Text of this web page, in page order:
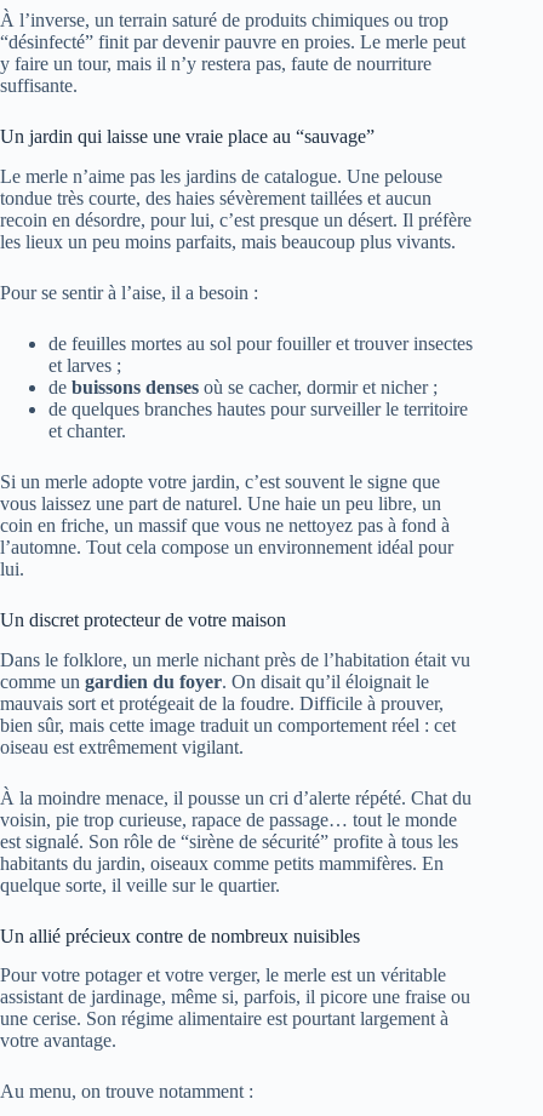
À l’inverse, un terrain saturé de produits chimiques ou trop
“désinfecté” finit par devenir pauvre en proies. Le merle peut
y faire un tour, mais il n’y restera pas, faute de nourriture
suffisante.
Un jardin qui laisse une vraie place au “sauvage”
Le merle n’aime pas les jardins de catalogue. Une pelouse
tondue très courte, des haies sévèrement taillées et aucun
recoin en désordre, pour lui, c’est presque un désert. Il préfère
les lieux un peu moins parfaits, mais beaucoup plus vivants.
Pour se sentir à l’aise, il a besoin :
de feuilles mortes au sol pour fouiller et trouver insectes
et larves ;
de buissons denses où se cacher, dormir et nicher ;
de quelques branches hautes pour surveiller le territoire
et chanter.
Si un merle adopte votre jardin, c’est souvent le signe que
vous laissez une part de naturel. Une haie un peu libre, un
coin en friche, un massif que vous ne nettoyez pas à fond à
l’automne. Tout cela compose un environnement idéal pour
lui.
Un discret protecteur de votre maison
Dans le folklore, un merle nichant près de l’habitation était vu
comme un gardien du foyer. On disait qu’il éloignait le
mauvais sort et protégeait de la foudre. Difficile à prouver,
bien sûr, mais cette image traduit un comportement réel : cet
oiseau est extrêmement vigilant.
À la moindre menace, il pousse un cri d’alerte répété. Chat du
voisin, pie trop curieuse, rapace de passage… tout le monde
est signalé. Son rôle de “sirène de sécurité” profite à tous les
habitants du jardin, oiseaux comme petits mammifères. En
quelque sorte, il veille sur le quartier.
Un allié précieux contre de nombreux nuisibles
Pour votre potager et votre verger, le merle est un véritable
assistant de jardinage, même si, parfois, il picore une fraise ou
une cerise. Son régime alimentaire est pourtant largement à
votre avantage.
Au menu, on trouve notamment :